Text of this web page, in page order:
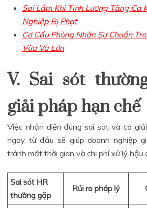
Sai Lầm Khi Tính Lương Tăng Ca
Nghiệp Bị Phạt
Cơ Cấu Phòng Nhân Sự Chuẩn
Vừa Và Lớn
V. Sai sót
giải pháp hạn chế
Việc nhận diện đúng sai sót và có
ngay từ đầu sẽ giúp doanh nghiệp
tránh mất thời gian và chi phí xử lý hậu
Sai sót HR
thường gặp
Rủi ro pháp lý